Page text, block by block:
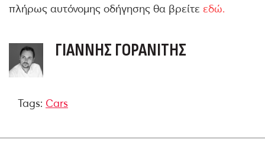
πλήρως αυτόνομης οδήγησης θα βρείτε εδώ.
ΓΙΆΝΝΗΣ ΓΟΡΑΝΊΤΗΣ
Tags: Cars